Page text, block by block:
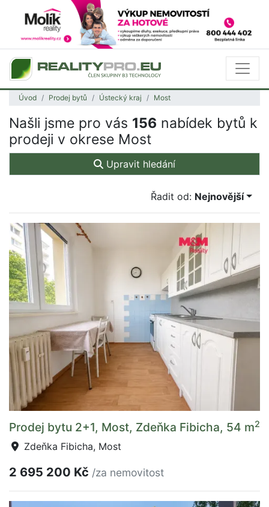
Úvod Prodej bytů Ústecký kraj Most
Našli jsme pro vás 156 nabídek bytů k
prodeji v okrese Most
Upravit hledání
Řadit od: Nejnovější
Prodej bytu 2+1, Most, Zdeňka Fibicha, 54 m2
Zdeňka Fibicha, Most
2 695 200 Kč /za nemovitost